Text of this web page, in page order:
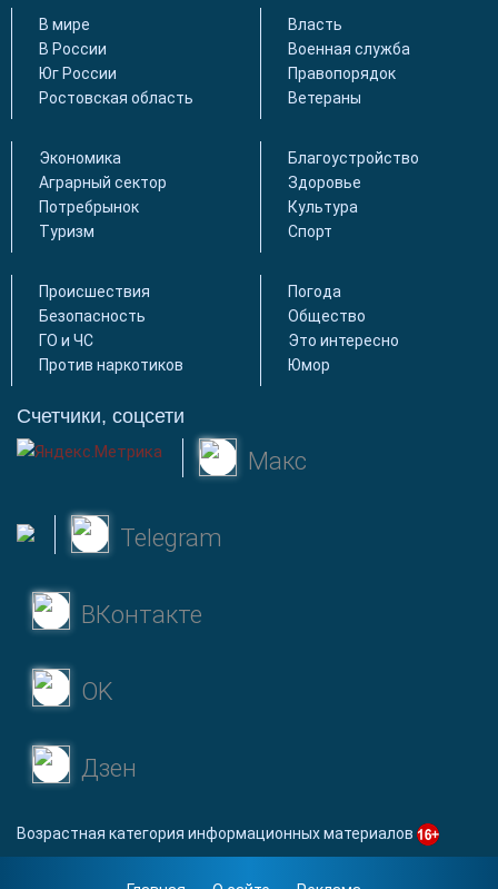
В мире
В России
Юг России
Ростовская область
Власть
Военная служба
Правопорядок
Ветераны
Экономика
Аграрный сектор
Потребрынок
Туризм
Благоустройство
Здоровье
Культура
Спорт
Происшествия
Безопасность
ГО и ЧС
Против наркотиков
Погода
Общество
Это интересно
Юмор
Счетчики, соцсети
Макс
Telegram
ВКонтакте
OK
Дзен
Возрастная категория информационных материалов